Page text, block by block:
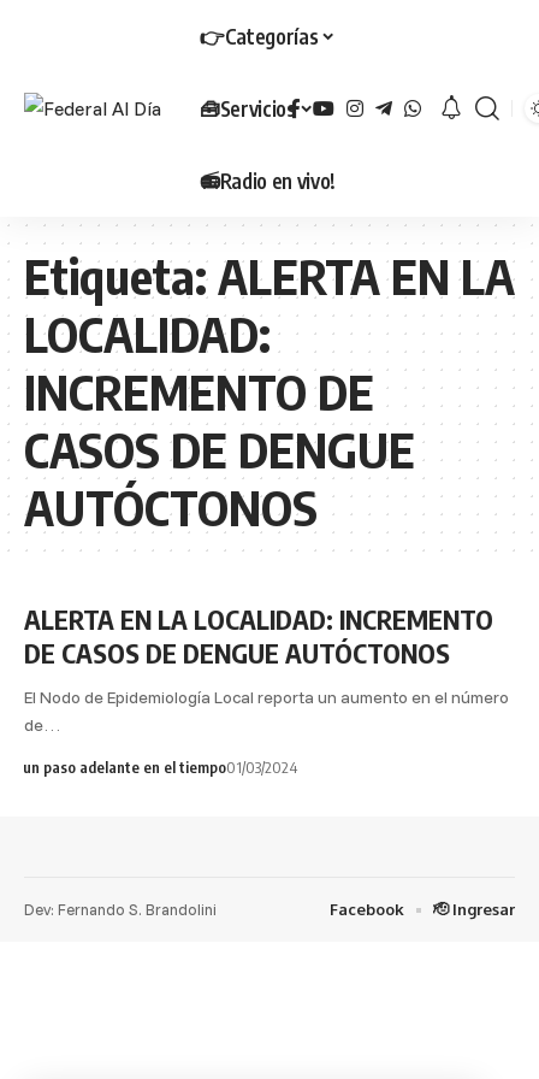
👉Categorías
🧰Servicios
📻Radio en vivo!
Etiqueta:ALERTA EN LA
LOCALIDAD:
INCREMENTO DE
CASOS DE DENGUE
AUTÓCTONOS
ALERTA EN LA LOCALIDAD: INCREMENTO
DE CASOS DE DENGUE AUTÓCTONOS
El Nodo de Epidemiología Local reporta un aumento en el número
de…
un paso adelante en el tiempo01/03/2024
Dev: Fernando S. Brandolini Facebook 🫡 Ingresar